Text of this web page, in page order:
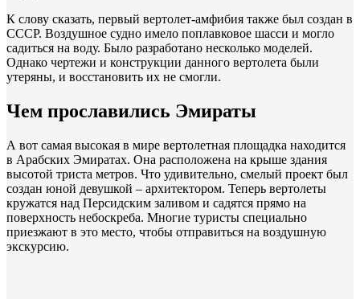
К слову сказать, первый вертолет-амфибия также был создан в
СССР. Воздушное судно имело поплавковое шасси и могло
садиться на воду. Было разработано несколько моделей.
Однако чертежи и конструкции данного вертолета были
утеряны, и восстановить их не смогли.
Чем прославились Эмираты
А вот самая высокая в мире вертолетная площадка находится
в Арабских Эмиратах. Она расположена на крыше здания
высотой триста метров. Что удивительно, смелый проект был
создан юной девушкой – архитектором. Теперь вертолеты
кружатся над Персидским заливом и садятся прямо на
поверхность небоскреба. Многие туристы специально
приезжают в это место, чтобы отправиться на воздушную
экскурсию.